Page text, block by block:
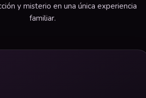
y misterio en una única experiencia
familiar.